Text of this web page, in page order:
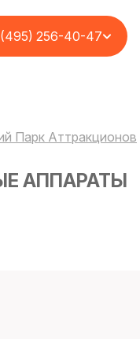
256-40-47
Парк Аттракционов
АППАРАТЫ